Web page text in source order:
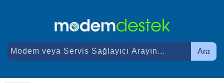
Ara